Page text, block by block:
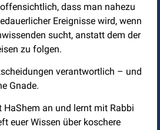
dass man nahezu
Ereignisse wird, wenn
sucht, anstatt dem der
zu folgen.
verantwortlich – und
Gnade.
HaShem an und lernt mit Rabbi
euer Wissen über koschere